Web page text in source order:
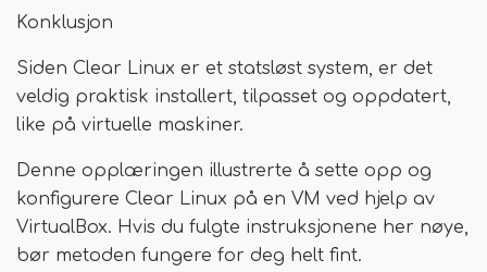
Konklusjon
Siden Clear Linux er et statsløst system, er det
veldig praktisk installert, tilpasset og oppdatert,
like på virtuelle maskiner.
Denne opplæringen illustrerte å sette opp og
konfigurere Clear Linux på en VM ved hjelp av
VirtualBox. Hvis du fulgte instruksjonene her nøye,
bør metoden fungere for deg helt fint.